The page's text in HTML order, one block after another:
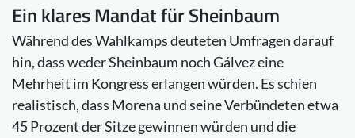
Ein klares Mandat für Sheinbaum
Während des Wahlkamps deuteten Umfragen darauf
hin, dass weder Sheinbaum noch Gálvez eine
Mehrheit im Kongress erlangen würden. Es schien
realistisch, dass Morena und seine Verbündeten etwa
45 Prozent der Sitze gewinnen würden und die